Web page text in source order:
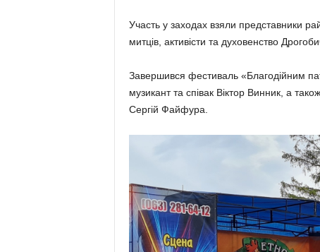
Участь у заходах взяли представники
митців, активісти та духовенство
Завершився фестиваль «Благодійним
музикант та співак Віктор Винник, а
Сергій Файфура.